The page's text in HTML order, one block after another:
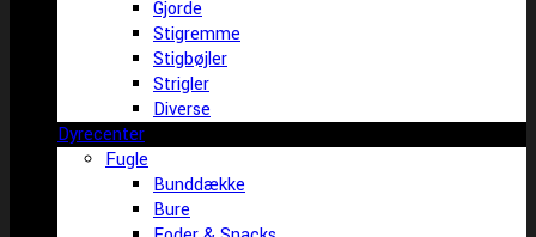
Gjorde
Stigremme
Stigbøjler
Strigler
Diverse
Dyrecenter
Fugle
Bunddække
Bure